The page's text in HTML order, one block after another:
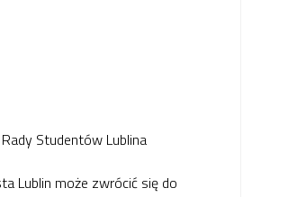
Studentów Lublina
Lublin może zwrócić się do